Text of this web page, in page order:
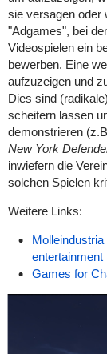
sie versagen oder
"Adgames", bei
Videospielen ein
bewerben. Eine
aufzuzeigen und
Dies sind
scheitern lassen
demonstrieren
New York
inwiefern die
solchen Spielen
Weitere Links:
entertainment
Games for